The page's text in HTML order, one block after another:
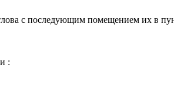
с последующим помещением их в
: